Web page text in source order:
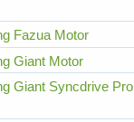
Fazua Motor
Giant Motor
Giant Syncdrive Pro